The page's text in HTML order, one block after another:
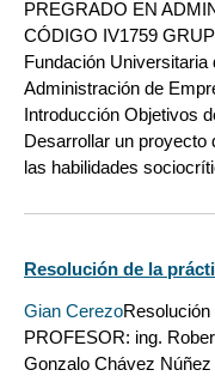
PREGRADO EN
CÓDIGO IV1759
Fundación Universitaria
Administración de
Introducción Objetivos
Desarrollar un proyecto
las habilidades
Resolución de la
Gian Cerezo
PROFESOR: ing.
Gonzalo Chávez Núñez